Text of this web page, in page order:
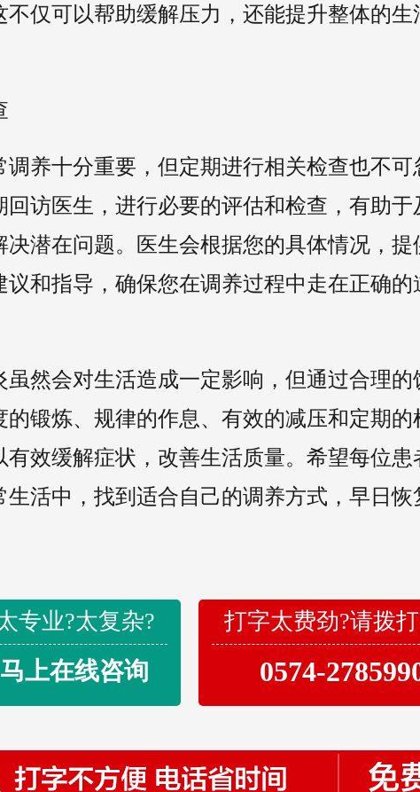
不仅可以帮助缓解压力，还能提升整体的生
调养十分重要，但定期进行相关检查也不可
回访医生，进行必要的评估和检查，有助于
决潜在问题。医生会根据您的具体情况，提
议和指导，确保您在调养过程中走在正确的
虽然会对生活造成一定影响，但通过合理的
的锻炼、规律的作息、有效的减压和定期的
有效缓解症状，改善生活质量。希望每位患
生活中，找到适合自己的调养方式，早日恢
专业?太复杂?
马上在线咨询
打字太费劲?请拨
0574-